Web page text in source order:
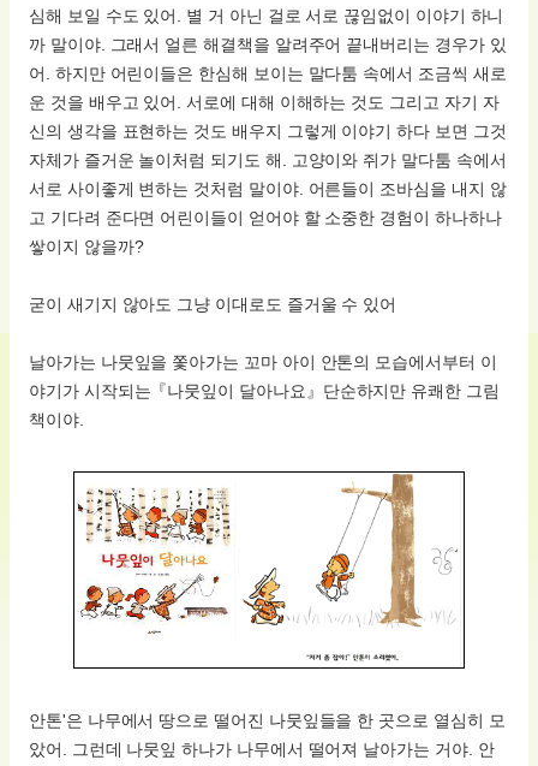
심해 보일 수도 있어. 별 거 아닌 걸로 서로 끊임없이 이야기 하니
까 말이야. 그래서 얼른 해결책을 알려주어 끝내버리는 경우가 있
어. 하지만 어린이들은 한심해 보이는 말다툼 속에서 조금씩 새로
운 것을 배우고 있어. 서로에 대해 이해하는 것도 그리고 자기 자
신의 생각을 표현하는 것도 배우지 그렇게 이야기 하다 보면 그것
자체가 즐거운 놀이처럼 되기도 해. 고양이와 쥐가 말다툼 속에서
서로 사이좋게 변하는 것처럼 말이야. 어른들이 조바심을 내지 않
고 기다려 준다면 어린이들이 얻어야 할 소중한 경험이 하나하나
쌓이지 않을까?
굳이 새기지 않아도 그냥 이대로도 즐거울 수 있어
날아가는 나뭇잎을 쫓아가는 꼬마 아이 안톤의 모습에서부터 이
야기가 시작되는『나뭇잎이 달아나요』단순하지만 유쾌한 그림
책이야.
안톤'은 나무에서 땅으로 떨어진 나뭇잎들을 한 곳으로 열심히 모
았어. 그런데 나뭇잎 하나가 나무에서 떨어져 날아가는 거야. 안